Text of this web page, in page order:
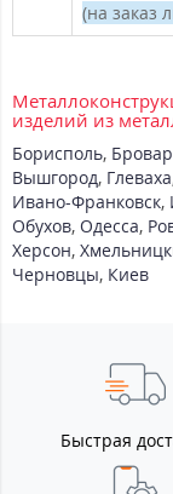
(на заказ
изделий из
Борисполь,
Вышгород, Глеваха
Ивано-Франковск,
Обухов, Одесса,
Херсон,
Черновцы, Киев
Быстрая